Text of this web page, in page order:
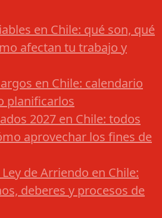
en Chile: qué son, qué
afectan tu trabajo y
en Chile: calendario
planificarlos
2027 en Chile: todos
aprovechar los fines de
de Arriendo en Chile:
deberes y procesos de